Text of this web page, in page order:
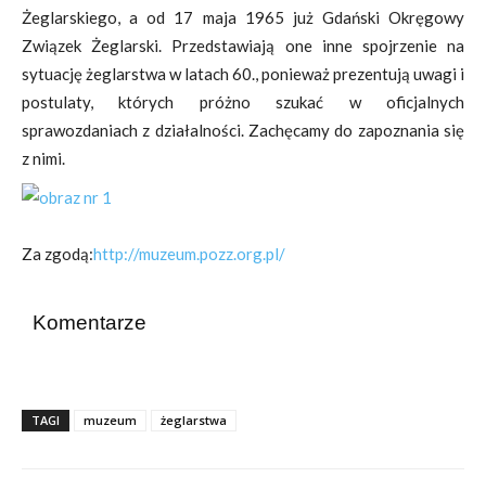
Żeglarskiego, a od 17 maja 1965 już Gdański Okręgowy
Związek Żeglarski. Przedstawiają one inne spojrzenie na
sytuację żeglarstwa w latach 60., ponieważ prezentują uwagi i
postulaty, których próżno szukać w oficjalnych
sprawozdaniach z działalności. Zachęcamy do zapoznania się
z nimi.
Za zgodą:http://muzeum.pozz.org.pl/
Komentarze
TAGI muzeum żeglarstwa